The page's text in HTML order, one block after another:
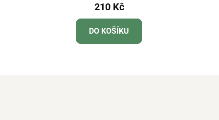
210 Kč
DO KOŠÍKU